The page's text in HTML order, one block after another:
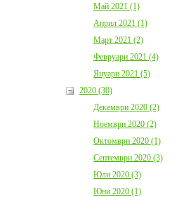
Май 2021 (1)
Април 2021 (1)
Март 2021 (2)
Февруари 2021 (4)
Януари 2021 (5)
2020 (30)
Декември 2020 (2)
Ноември 2020 (2)
Октомври 2020 (1)
Септември 2020 (3)
Юли 2020 (3)
Юни 2020 (1)